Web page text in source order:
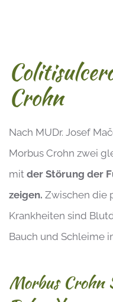
Crohn
Nach MUDr. Josef
Morbus Crohn zwei
mit der Störung der
zeigen. Zwischen die
Krankheiten sind
Bauch und Schleime
Morbus Crohn